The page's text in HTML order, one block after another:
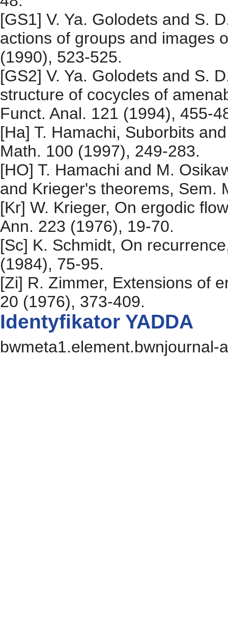
[GS1] V. Ya. Golodets and S.
actions of groups and images
(1990), 523-525.
[GS2] V. Ya. Golodets and S.
structure of cocycles of
Funct. Anal. 121 (1994), 455-
[Ha] T. Hamachi, Suborbits
Math. 100 (1997), 249-283.
[HO] T. Hamachi and M.
and Krieger's theorems, Sem.
[Kr] W. Krieger, On ergodic
Ann. 223 (1976), 19-70.
[Sc] K. Schmidt, On
(1984), 75-95.
[Zi] R. Zimmer, Extensions of
20 (1976), 373-409.
Identyfikator YADDA
bwmeta1.element.bwnjournal-